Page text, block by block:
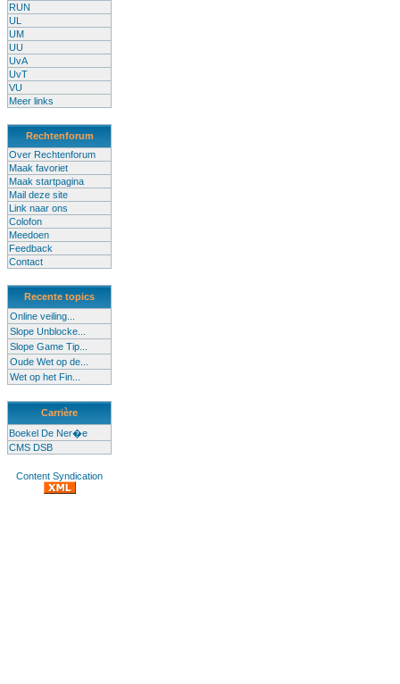
RUN
UL
UM
UU
UvA
UvT
VU
Meer links
Rechtenforum
Over Rechtenforum
Maak favoriet
Maak startpagina
Mail deze site
Link naar ons
Colofon
Meedoen
Feedback
Contact
Recente topics
Online veiling...
Slope Unblocke...
Slope Game Tip...
Oude Wet op de...
Wet op het Fin...
Carrière
Boekel De Ner�e
CMS DSB
Content Syndication